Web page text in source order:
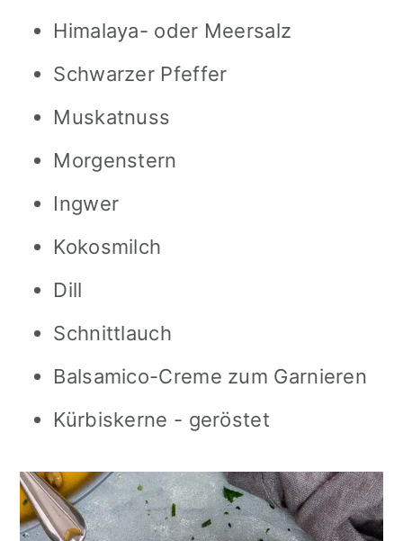
Himalaya- oder Meersalz
Schwarzer Pfeffer
Muskatnuss
Morgenstern
Ingwer
Kokosmilch
Dill
Schnittlauch
Balsamico-Creme zum Garnieren
Kürbiskerne - geröstet